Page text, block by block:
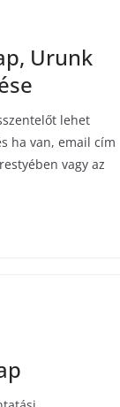
Urunk
lehet
ha van, email cím
vagy az